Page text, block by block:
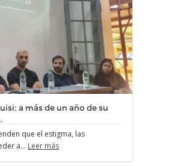
a más de un año de su
que el estigma, las
a... Leer más